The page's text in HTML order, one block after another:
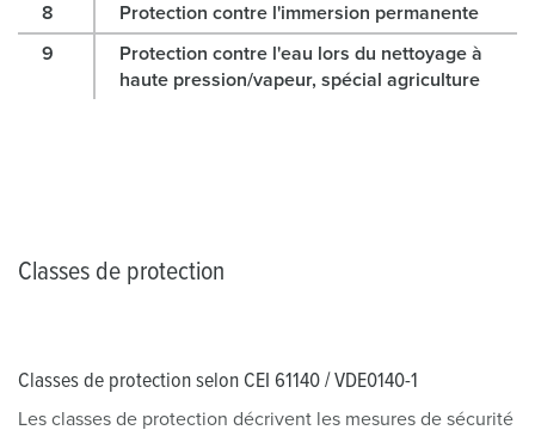
8 Protection contre l'immersion permanente
9
Protection contre l'eau lors du nettoyage à
haute pression/vapeur, spécial agriculture
Classes de protection
Classes de protection selon CEI 61140 / VDE0140-1
Les classes de protection décrivent les mesures de sécurité